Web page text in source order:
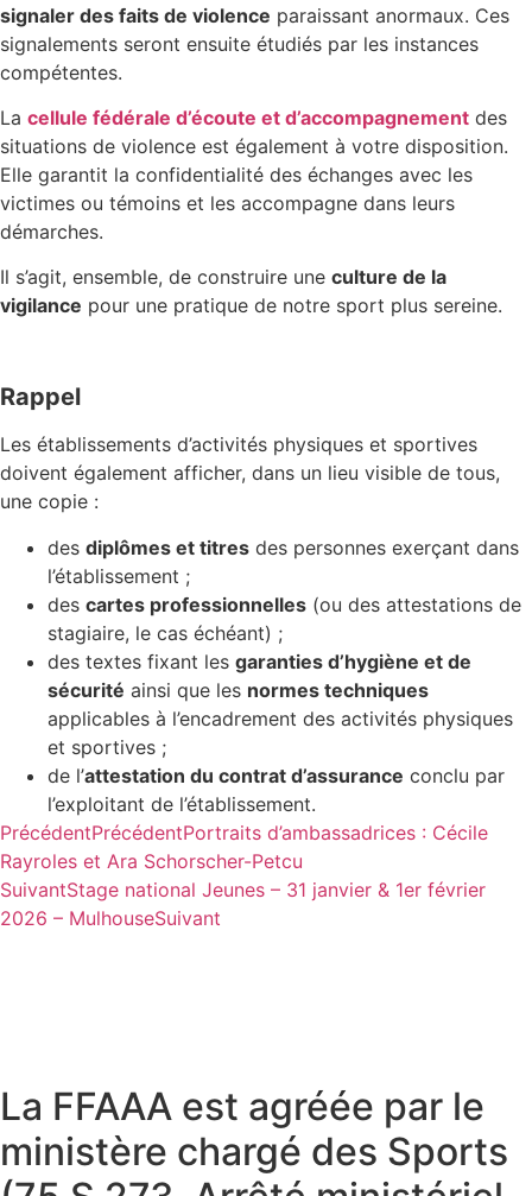
signaler des faits de violence paraissant anormaux. Ces
signalements seront ensuite étudiés par les instances
compétentes.
La cellule fédérale d’écoute et d’accompagnement des
situations de violence est également à votre disposition.
Elle garantit la confidentialité des échanges avec les
victimes ou témoins et les accompagne dans leurs
démarches.
Il s’agit, ensemble, de construire une culture de la
vigilance pour une pratique de notre sport plus sereine.
Rappel
Les établissements d’activités physiques et sportives
doivent également afficher, dans un lieu visible de tous,
une copie :
des diplômes et titres des personnes exerçant dans
l’établissement ;
des cartes professionnelles (ou des attestations de
stagiaire, le cas échéant) ;
des textes fixant les garanties d’hygiène et de
sécurité ainsi que les normes techniques
applicables à l’encadrement des activités physiques
et sportives ;
de l’attestation du contrat d’assurance conclu par
l’exploitant de l’établissement.
PrécédentPrécédentPortraits d’ambassadrices : Cécile
Rayroles et Ara Schorscher-Petcu
SuivantStage national Jeunes – 31 janvier & 1er février
2026 – MulhouseSuivant
La FFAAA est agréée par le
ministère chargé des Sports